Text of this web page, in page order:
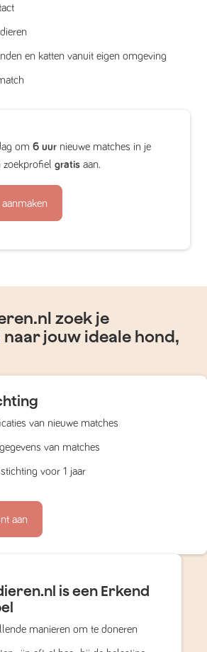
en katten vanuit eigen omgeving
om 6 uur nieuwe matches in je
zoekprofiel gratis aan.
zoek je
jouw ideale hond,
van nieuwe matches
van matches
voor 1 jaar
aan
is een Erkend
manieren om te doneren